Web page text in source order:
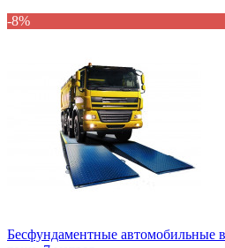
-8%
Бесфундаментные